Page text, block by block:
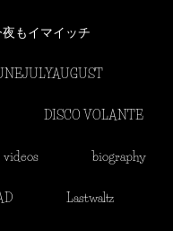
もイマイッチ
DISCO VOLANTE
videos biography
Lastwaltz